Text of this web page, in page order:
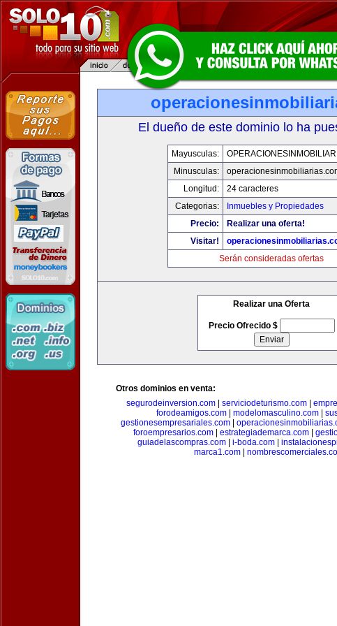
El dueño de este dominio lo ha
Mayusculas:
Minusculas:
Longitud:
24 caracteres
Categorias:
Inmuebles y Propiedades
Precio:
Realizar una oferta!
Visitar!
Serán consideradas ofertas
Realizar una Oferta
Precio Ofrecido $
Otros dominios en venta:
segurodeinversion.com| serviciodeturismo.com|
forodeamigos.com
modelomasculino.com
gestionesempresariales.com
foroempresarios.com| estrategiademarca.com|
guiadelascompras.com
i-boda.com
marca1.com